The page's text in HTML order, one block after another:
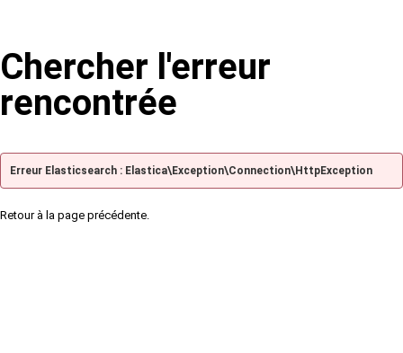
Chercher l'erreur
rencontrée
Erreur Elasticsearch : Elastica\Exception\Connection\HttpException
Retour à la page précédente.